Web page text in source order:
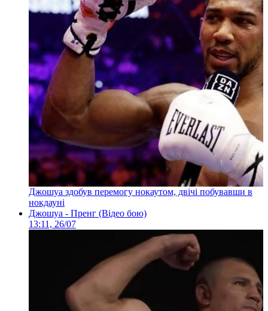
Джошуа здобув перемогу нокаутом, двічі побувавши в
нокдауні
Джошуа - Пренг (Відео бою)
13:11, 26/07